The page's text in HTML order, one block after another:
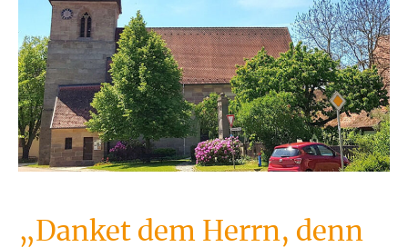
„Danket dem Herrn, denn